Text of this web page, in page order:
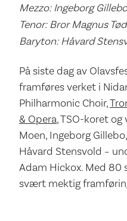
Mezzo: Ingeborg Gillebo
Tenor: Bror Magnus
Baryton: Håvard
På siste dag av
framføres verket i
Philharmonic Choir,
& Opera, TSO-koret
Moen, Ingeborg
Håvard Stensvold –
Adam Hickox. Med 80
svært mektig